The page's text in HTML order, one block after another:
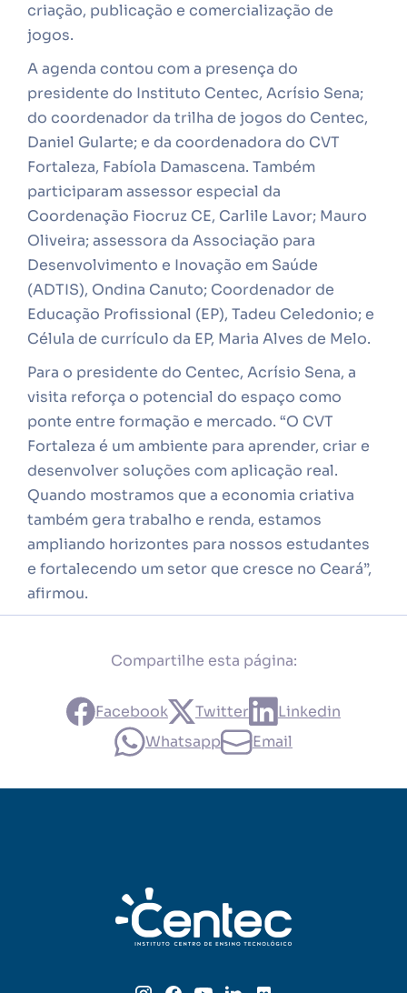
criação, publicação e comercialização de
jogos.
A agenda contou com a presença do
presidente do Instituto Centec, Acrísio Sena;
do coordenador da trilha de jogos do Centec,
Daniel Gularte; e da coordenadora do CVT
Fortaleza, Fabíola Damascena. Também
participaram assessor especial da
Coordenação Fiocruz CE, Carlile Lavor; Mauro
Oliveira; assessora da Associação para
Desenvolvimento e Inovação em Saúde
(ADTIS), Ondina Canuto; Coordenador de
Educação Profissional (EP), Tadeu Celedonio; e
Célula de currículo da EP, Maria Alves de Melo.
Para o presidente do Centec, Acrísio Sena, a
visita reforça o potencial do espaço como
ponte entre formação e mercado. “O CVT
Fortaleza é um ambiente para aprender, criar e
desenvolver soluções com aplicação real.
Quando mostramos que a economia criativa
também gera trabalho e renda, estamos
ampliando horizontes para nossos estudantes
e fortalecendo um setor que cresce no Ceará”,
afirmou.
Compartilhe esta página:
Facebook Twitter
Linkedin
Whatsapp
Email